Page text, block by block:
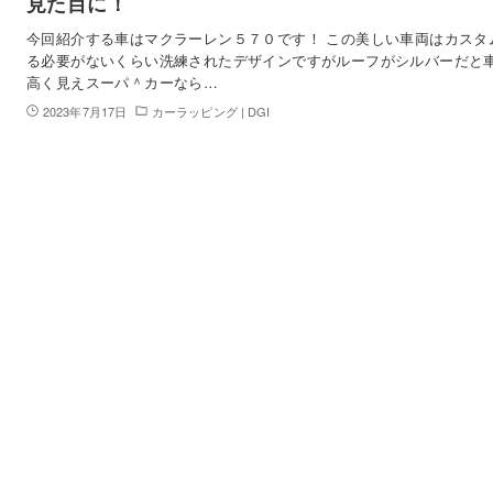
今回紹介する車はマクラーレン５７０です！ この美しい車両はカスタ
る必要がないくらい洗練されたデザインですがルーフがシルバーだと
高く見えスーパ＾カーなら…
2023年7月17日 カーラッピング | DGI